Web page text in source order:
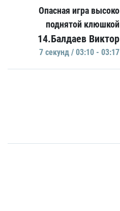
Опасная игра высоко
поднятой клюшкой
14.Балдаев Виктор
7 секунд / 03:10 - 03:17